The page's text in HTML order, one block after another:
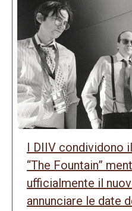
I DIIV condividono
“The Fountain”
ufficialmente il
annunciare le date